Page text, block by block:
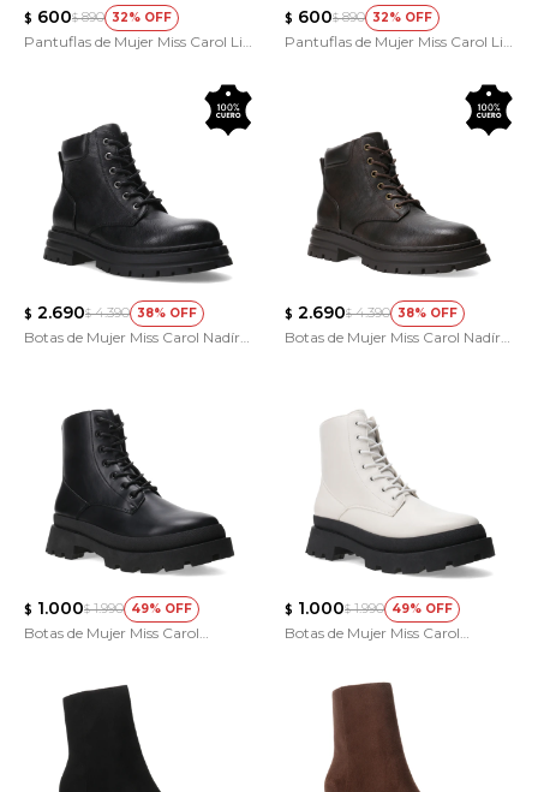
$ 600$ 890 32
Pantuflas de Mujer Miss Carol Liv
$ 600$ 890 32
Pantuflas de Mujer Miss Carol Liv
$ 2.690$ 4.390 38
Botas de Mujer Miss Carol Nadír
$ 2.690$ 4.390 38
Botas de Mujer Miss Carol Nadír
$ 1.000$ 1.990 49
Botas de Mujer Miss Carol
$ 1.000$ 1.990 49
Botas de Mujer Miss Carol